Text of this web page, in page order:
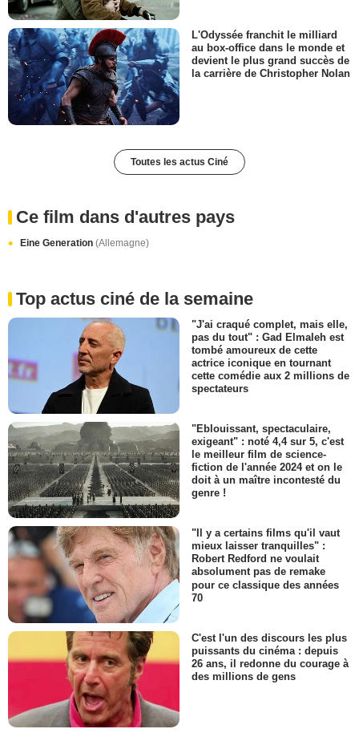
L'Odyssée franchit le milliard
au box-office dans le monde et
devient le plus grand succès de
la carrière de Christopher Nolan
Toutes les actus Ciné
Ce film dans d'autres pays
Eine Generation (Allemagne)
Top actus ciné de la semaine
"J'ai craqué complet, mais elle,
pas du tout" : Gad Elmaleh est
tombé amoureux de cette
actrice iconique en tournant
cette comédie aux 2 millions de
spectateurs
"Eblouissant, spectaculaire,
exigeant" : noté 4,4 sur 5, c'est
le meilleur film de science-
fiction de l'année 2024 et on le
doit à un maître incontesté du
genre !
"Il y a certains films qu'il vaut
mieux laisser tranquilles" :
Robert Redford ne voulait
absolument pas de remake
pour ce classique des années
70
C'est l'un des discours les plus
puissants du cinéma : depuis
26 ans, il redonne du courage à
des millions de gens